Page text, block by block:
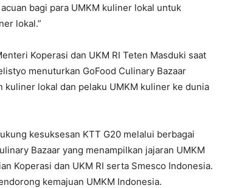
bagi para UMKM kuliner lokal untuk
lokal.”
Koperasi dan UKM RI Teten Masduki saat
menuturkan GoFood Culinary Bazaar
kuliner lokal dan pelaku UMKM kuliner ke dunia
kesuksesan KTT G20 melalui berbagai
Bazaar yang menampilkan jajaran UMKM
Koperasi dan UKM RI serta Smesco Indonesia.
kemajuan UMKM Indonesia.